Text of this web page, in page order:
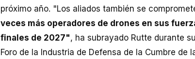
próximo año. "Los aliados también se
veces más operadores de drones en sus
finales de 2027", ha subrayado Rutte durante
Foro de la Industria de Defensa de la Cumbre de